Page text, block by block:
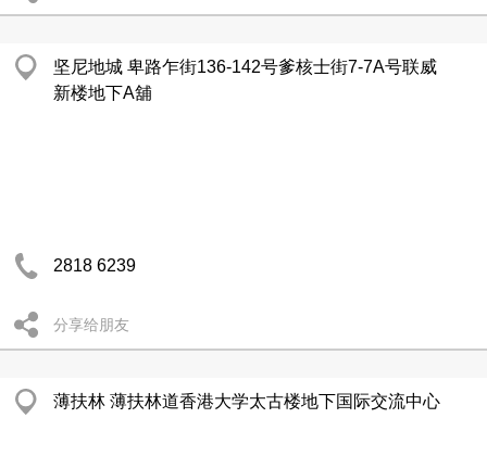
坚尼地城 卑路乍街136-142号爹核士街7-7A号联威
新楼地下A舖
2818 6239
分享给朋友
薄扶林 薄扶林道香港大学太古楼地下国际交流中心